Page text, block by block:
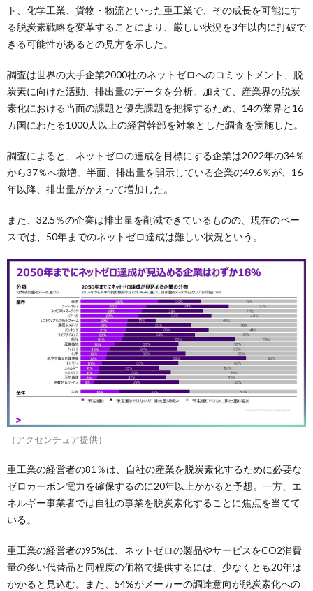
ト、化学工業、貨物・物流といった重工業で、その成長を可能にす
る脱炭素戦略を変革することにより、厳しい状況を3年以内に打破で
きる可能性があるとの見方を示した。
調査は世界の大手企業2000社のネットゼロへのコミットメント、脱
炭素に向けた活動、排出量のデータを分析。加えて、産業界の脱炭
素化における当面の課題と優先課題を把握するため、14の業界と16
カ国にわたる1000人以上の経営幹部を対象とした調査を実施した。
調査によると、ネットゼロの達成を目標にする企業は2022年の34％
から37％へ微増。半面、排出量を開示している企業の49.6％が、16
年以降、排出量がかえって増加した。
また、32.5％の企業は排出量を削減できているものの、現在のペー
スでは、50年までのネットゼロ達成は難しい状況という。
（アクセンチュア提供）
重工業の経営者の81％は、自社の産業を脱炭素化するために必要な
ゼロカーボン電力を確保するのに20年以上かかると予想。一方、エ
ネルギー事業者では自社の事業を脱炭素化することに焦点を当てて
いる。
重工業の経営者の95%は、ネットゼロの製品やサービスをCO2消費
量の多い代替品と同程度の価格で提供するには、少なくとも20年は
かかると見込む。また、54%がメーカーの調達意向が脱炭素化への